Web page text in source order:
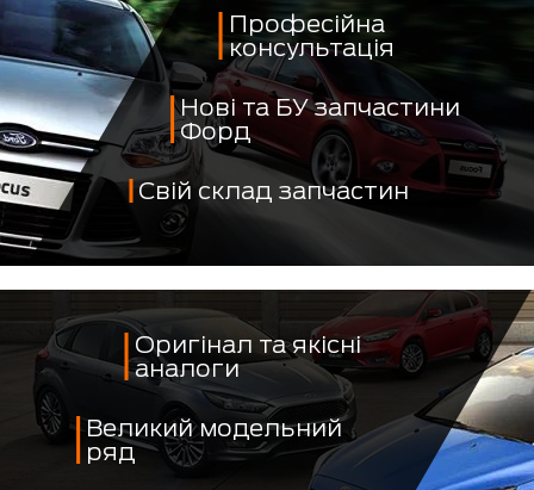
Професійна
консультація
Нові та БУ запчастини
Форд
Свій склад запчастин
Оригінал та якісні
аналоги
Великий модельний
ряд